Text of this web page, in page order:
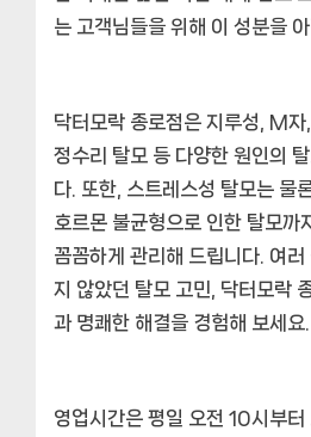
는 고객님들을 위해 이 성분을
닥터모락 종로점은 지루성, M자
정수리 탈모 등 다양한 원인의
다. 또한, 스트레스성 탈모는 물
호르몬 불균형으로 인한 탈모까
꼼꼼하게 관리해 드립니다. 여러
지 않았던 탈모 고민, 닥터모락
과 명쾌한 해결을 경험해 보세요.
영업시간은 평일 오전 10시부